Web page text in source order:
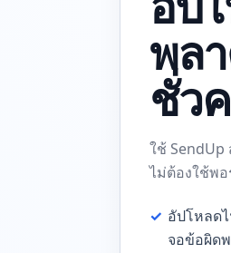
พล
ชั่ว
ใช้
ไม่ต้องใช้พ
✓ อัปโหลด
จอข้อผิด